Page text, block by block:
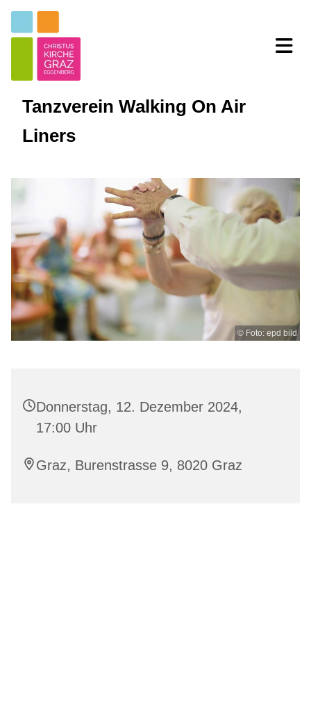
Tanzverein Walking On Air
Liners
© Foto: epd bild
Donnerstag, 12. Dezember 2024,
17:00 Uhr
Graz, Burenstrasse 9, 8020 Graz